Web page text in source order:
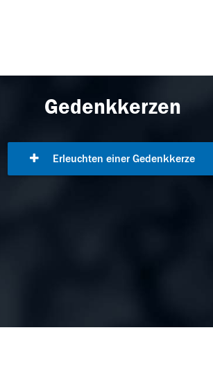
Gedenkkerzen
Erleuchten einer Gedenkkerze